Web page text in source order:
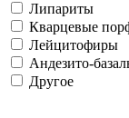
Липариты
Кварцевые
Лейцитофиры
Андезито-
Другое